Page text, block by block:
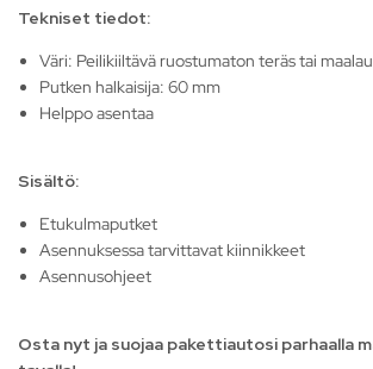
Tekniset tiedot:
Väri: Peilikiiltävä ruostumaton teräs tai
Putken halkaisija: 60 mm
Helppo asentaa
Sisältö:
Etukulmaputket
Asennuksessa tarvittavat kiinnikkeet
Asennusohjeet
Osta nyt ja suojaa pakettiautosi parhaalla